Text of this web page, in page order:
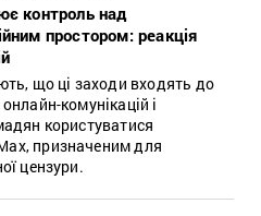
контроль над
простором: реакція
що ці заходи входять до
комунікацій і
користуватися
призначеним для
цензури.